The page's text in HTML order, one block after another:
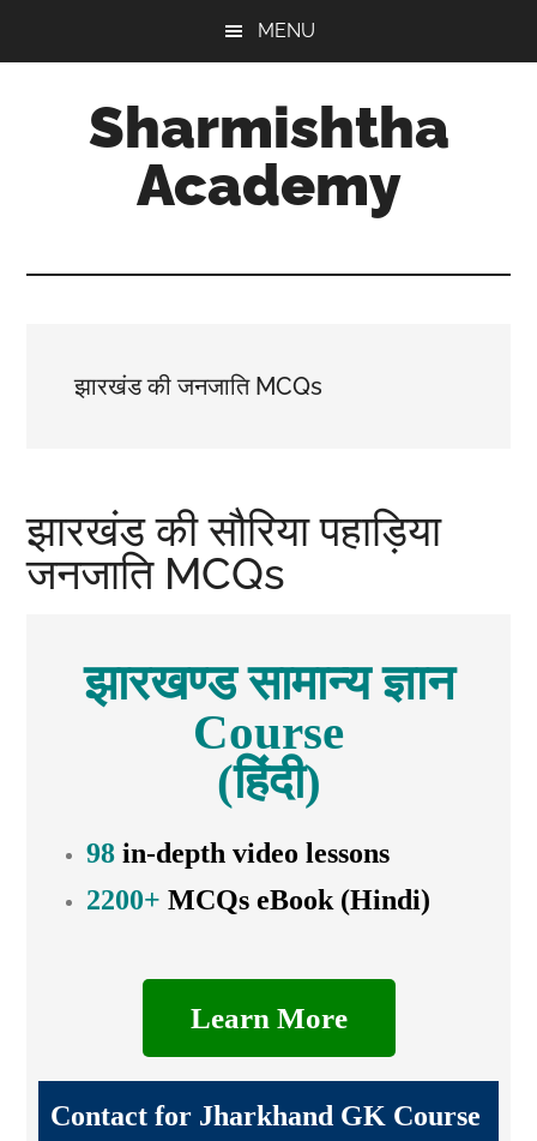
MENU
Sharmishtha
Academy
झारखंड की जनजाति MCQs
झारखंड की सौरिया पहाड़िया
जनजाति MCQs
झारखण्ड सामान्य ज्ञान
Course
(हिंदी)
98 in-depth video lessons
2200+ MCQs eBook (Hindi)
Learn More
Contact for Jharkhand GK Course